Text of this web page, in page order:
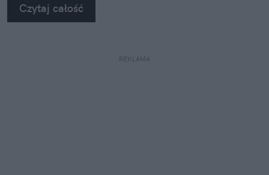
Czytaj całość
REKLAMA